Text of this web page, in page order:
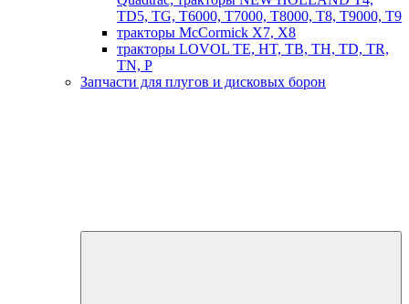
TD5, TG, T6000, T7000, T8000, T8, T9000, T9
тракторы McCormick X7, X8
тракторы LOVOL TE, HT, TB, TH, TD, TR,
TN, P
Запчасти для плугов и дисковых борон